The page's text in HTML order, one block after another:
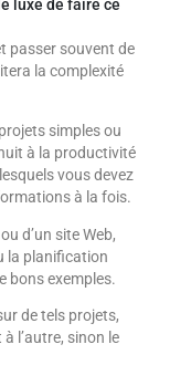
luxe de faire ce
passer souvent de
la complexité
simples ou
à la productivité
vous devez
à la fois.
d’un site Web,
la planification
bons exemples.
de tels projets,
l’autre, sinon le